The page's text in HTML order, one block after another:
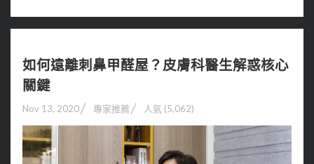
如何遠離刺鼻甲醛屋？皮膚科醫生解惑核心
關鍵
Nov 13, 2020 專家推薦 人氣 (5,062)